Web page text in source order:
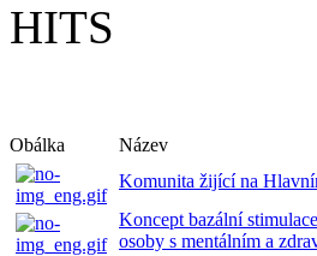
HITS
Obálka Název
Komunita žijící na
Koncept bazální
osoby s mentálním a